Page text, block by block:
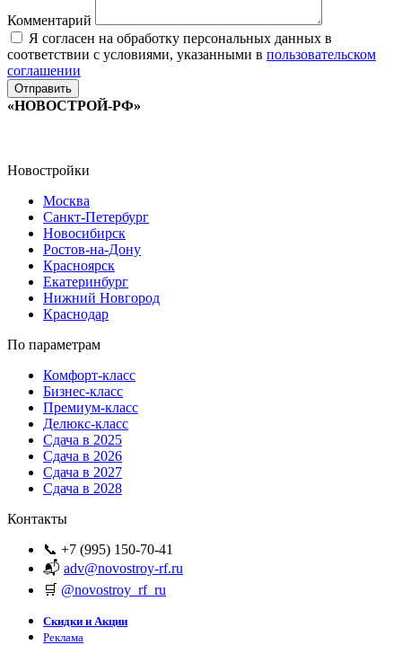
Комментарий
Я согласен на обработку персональных данных в
соответствии с условиями, указанными в пользовательском
соглашении
«НОВОСТРОЙ-РФ»
Новостройки
Москва
Санкт-Петербург
Новосибирск
Ростов-на-Дону
Красноярск
Екатеринбург
Нижний Новгород
Краснодар
По параметрам
Комфорт-класс
Бизнес-класс
Премиум-класс
Делюкс-класс
Сдача в 2025
Сдача в 2026
Сдача в 2027
Сдача в 2028
Контакты
📞 +7 (995) 150-70-41
📬 adv@novostroy-rf.ru
🛒 @novostroy_rf_ru
Скидки и Акции
Реклама